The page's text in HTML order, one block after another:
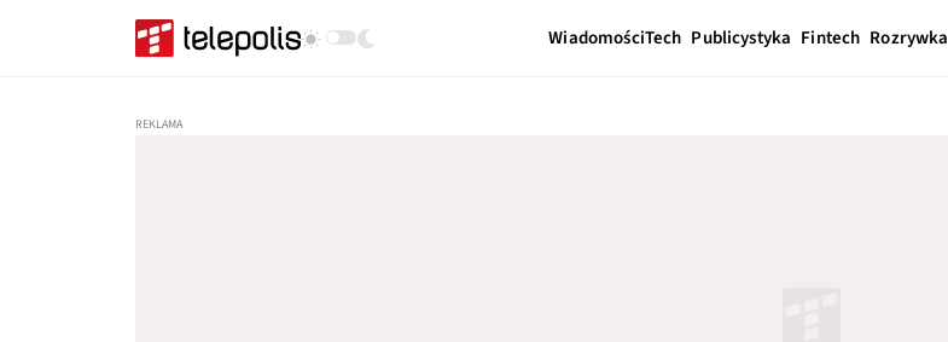
WiadomościTech Publicystyka Fintech Rozrywka